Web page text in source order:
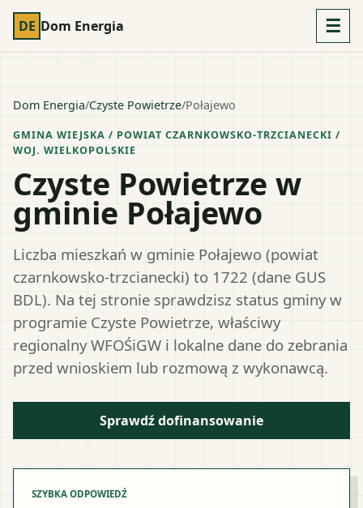
DE Dom Energia ☰
Dom Energia/Czyste Powietrze/Połajewo
GMINA WIEJSKA / POWIAT CZARNKOWSKO-TRZCIANECKI /
WOJ. WIELKOPOLSKIE
Czyste Powietrze w
gminie Połajewo
Liczba mieszkań w gminie Połajewo (powiat
czarnkowsko-trzcianecki) to 1722 (dane GUS
BDL). Na tej stronie sprawdzisz status gminy w
programie Czyste Powietrze, właściwy
regionalny WFOŚiGW i lokalne dane do zebrania
przed wnioskiem lub rozmową z wykonawcą.
Sprawdź dofinansowanie
SZYBKA ODPOWIEDŹ